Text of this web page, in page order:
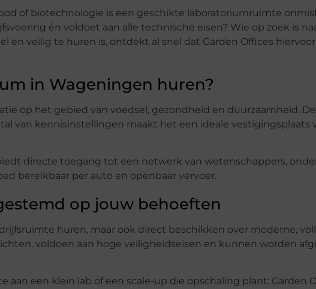
of biotechnologie is een geschikte laboratoriumruimte
én voldoet aan alle technische eisen? Wie op zoek is
en veilig te huren is, ontdekt al snel dat Garden Offices
in Wageningen huren?
op het gebied van voedsel, gezondheid en duurzaamheid.
van kennisinstellingen maakt het een ideale vestigingsplaats
directe toegang tot een netwerk van wetenschappers,
bereikbaar per auto en openbaar vervoer.
op jouw behoeften
huren, maar ook direct beschikken over moderne,
voldoen aan hoge veiligheidseisen en kunnen worden
een klein lab of een scale-up die opschaling plant: Garden